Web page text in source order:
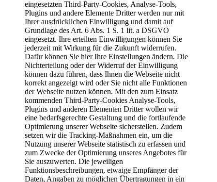
eingesetzten Third-Party-Cookies, Analyse-Tools,
Plugins und andere Elemente Dritter werden nur mit
Ihrer ausdrücklichen Einwilligung und damit auf
Grundlage des Art. 6 Abs. 1 S. 1 lit. a DSGVO
eingesetzt. Ihre erteilten Einwilligungen können Sie
jederzeit mit Wirkung für die Zukunft widerrufen.
Dafür können Sie hier Ihre Einstellungen ändern. Die
Nichterteilung oder der Widerruf der Einwilligung
können dazu führen, dass Ihnen die Webseite nicht
korrekt angezeigt wird oder Sie nicht alle Funktionen
der Webseite nutzen können. Mit den zum Einsatz
kommenden Third-Party-Cookies Analyse-Tools,
Plugins und anderen Elementen Dritter wollen wir
eine bedarfsgerechte Gestaltung und die fortlaufende
Optimierung unserer Webseite sicherstellen. Zudem
setzen wir die Tracking-Maßnahmen ein, um die
Nutzung unserer Webseite statistisch zu erfassen und
zum Zwecke der Optimierung unseres Angebotes für
Sie auszuwerten. Die jeweiligen
Funktionsbeschreibungen, etwaige Empfänger der
Daten, Angaben zu möglichen Übertragungen in ein